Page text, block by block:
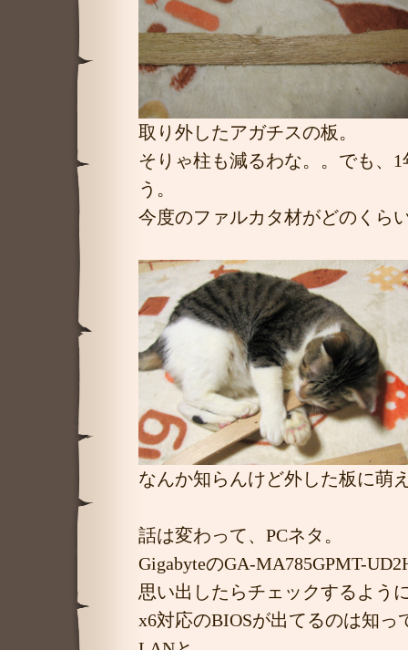
取り外したアガチスの板。
そりゃ柱も減るわな。。でも、
う。
今度のファルカタ材がどのくら
なんか知らんけど外した板に萌
話は変わって、PCネタ。
GigabyteのGA-MA785GPMT-
思い出したらチェックするよう
x6対応のBIOSが出てるのは知っ